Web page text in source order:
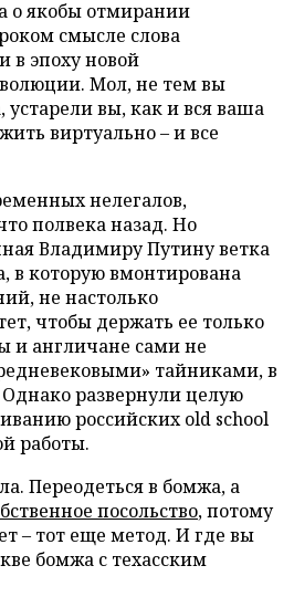
о якобы отмирании
смысле слова
в эпоху новой
Мол, не тем вы
устарели вы, как и вся ваша
виртуально – и все
нелегалов,
полвека назад. Но
Владимиру Путину ветка
в которую вмонтирована
не настолько
чтобы держать ее только
и англичане сами не
тайниками, в
развернули целую
российских old school
работы.
Переодеться в бомжа, а
посольство, потому
– тот еще метод. И где вы
бомжа с техасским